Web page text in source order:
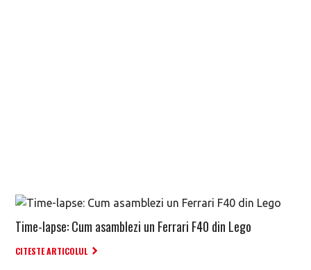
Time-lapse: Cum asamblezi un Ferrari F40 din Lego
CITESTE ARTICOLUL